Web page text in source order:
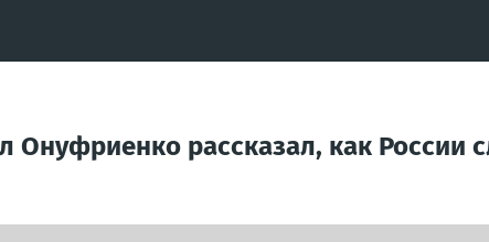
рассказал, как России